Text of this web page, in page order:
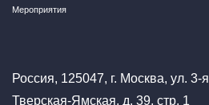
Мероприятия
Россия, 125047, г. Москва, ул. 3-я
Тверская-Ямская, д. 39, стр. 1